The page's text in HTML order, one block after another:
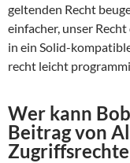
geltenden Recht
einfacher, unser
in ein Solid-
recht leicht
Wer kann
Beitrag von